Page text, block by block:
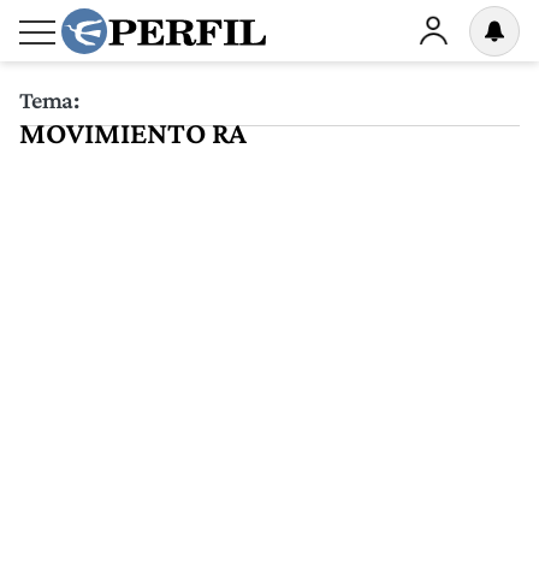
Tema:
MOVIMIENTO RA